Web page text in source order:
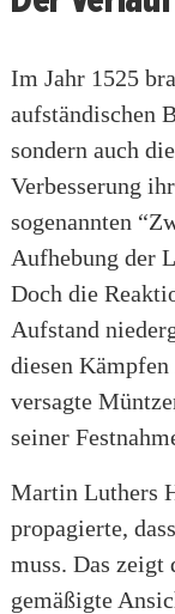
Im Jahr 1525
aufständischen
sondern auch
Verbesserung
sogenannten
Aufhebung der
Doch die
Aufstand
diesen
versagte
seiner
Martin Luthers
propagierte,
muss. Das
gemäßigte